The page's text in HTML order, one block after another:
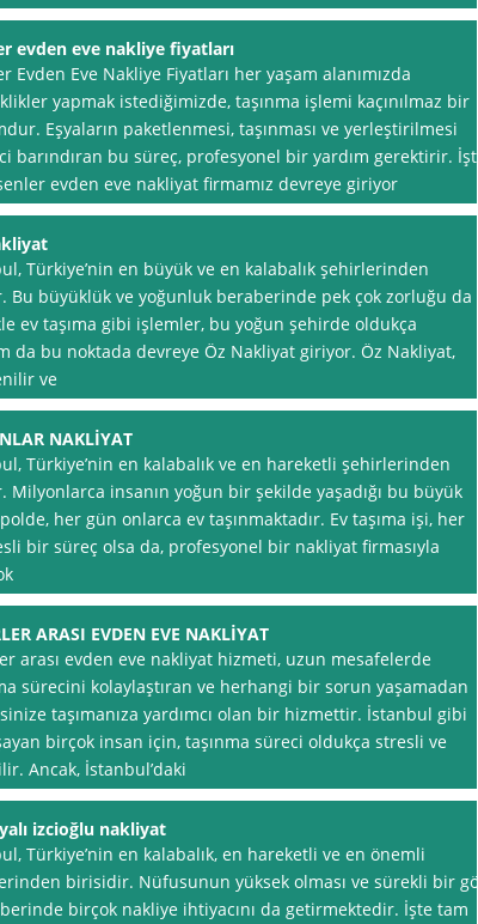
evden eve nakliye fiyatları
Evden Eve Nakliye Fiyatları her yaşam alanımızda
yapmak istediğimizde, taşınma işlemi kaçınılmaz bir
Eşyaların paketlenmesi, taşınması ve yerleştirilmesi
barındıran bu süreç, profesyonel bir yardım gerektirir. İşte
evden eve nakliyat firmamız devreye giriyor
Türkiye’nin en büyük ve en kalabalık şehirlerinden
Bu büyüklük ve yoğunluk beraberinde pek çok zorluğu da
ev taşıma gibi işlemler, bu yoğun şehirde oldukça
da bu noktada devreye Öz Nakliyat giriyor. Öz Nakliyat,
ve
NAKLİYAT
Türkiye’nin en kalabalık ve en hareketli şehirlerinden
Milyonlarca insanın yoğun bir şekilde yaşadığı bu büyük
her gün onlarca ev taşınmaktadır. Ev taşıma işi, her
bir süreç olsa da, profesyonel bir nakliyat firmasıyla
ARASI EVDEN EVE NAKLİYAT
arası evden eve nakliyat hizmeti, uzun mesafelerde
sürecini kolaylaştıran ve herhangi bir sorun yaşamadan
taşımanıza yardımcı olan bir hizmettir. İstanbul gibi
birçok insan için, taşınma süreci oldukça stresli ve
Ancak, İstanbul’daki
izcioğlu nakliyat
Türkiye’nin en kalabalık, en hareketli ve en önemli
birisidir. Nüfusunun yüksek olması ve sürekli bir göç
birçok nakliye ihtiyacını da getirmektedir. İşte tam